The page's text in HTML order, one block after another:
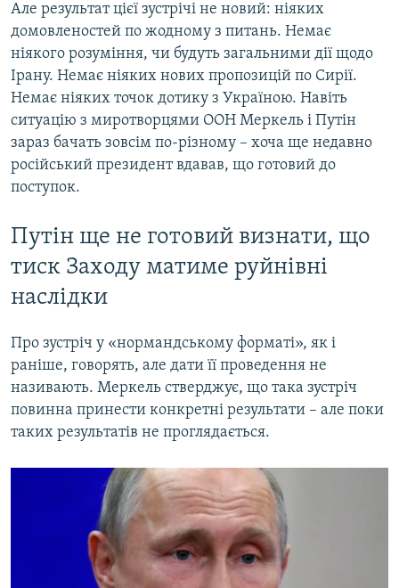
Але результат цієї зустрічі не новий: ніяких
домовленостей по жодному з питань. Немає
ніякого розуміння, чи будуть загальними дії щодо
Ірану. Немає ніяких нових пропозицій по Сирії.
Немає ніяких точок дотику з Україною. Навіть
ситуацію з миротворцями ООН Меркель і Путін
зараз бачать зовсім по-різному – хоча ще недавно
російський президент вдавав, що готовий до
поступок.
Путін ще не готовий визнати, що
тиск Заходу матиме руйнівні
наслідки
Про зустріч у «нормандському форматі», як і
раніше, говорять, але дати її проведення не
називають. Меркель стверджує, що така зустріч
повинна принести конкретні результати – але поки
таких результатів не проглядається.